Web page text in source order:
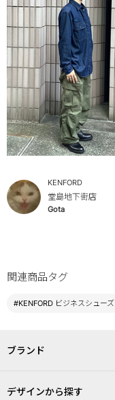
KENFORD
堂島地下街店
Gota
関連商品タグ
#KENFORD ビジネスシューズ
ブランド
デザインから探す